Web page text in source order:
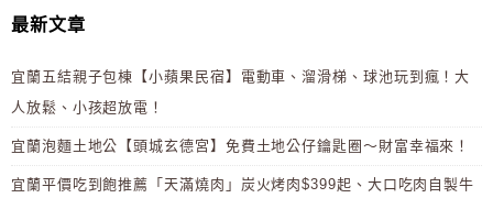
最新文章
宜蘭五結親子包棟【小蘋果民宿】電動車、溜滑梯、球池玩到瘋！大
人放鬆、小孩超放電！
宜蘭泡麵土地公【頭城玄德宮】免費土地公仔鑰匙圈～財富幸福來！
宜蘭平價吃到飽推薦「天滿燒肉」炭火烤肉$399起、大口吃肉自製牛